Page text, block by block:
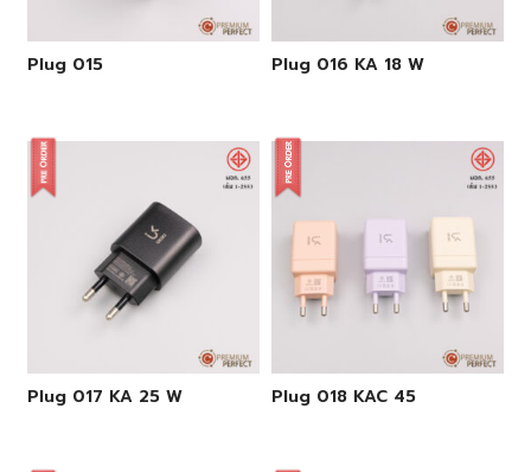
Plug 015 Plug 016 KA 18 W
Plug 017 KA 25 W Plug 018 KAC 45